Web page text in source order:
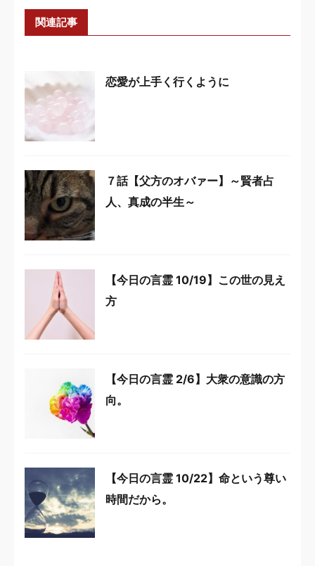
関連記事
恋愛が上手く行くように
７話【父方のオバァー】～賢者占
人、真成の半生～
【今日の言霊 10/19】この世の見え
方
【今日の言霊 2/6】大衆の意識の方
向。
【今日の言霊 10/22】命という尊い
時間だから。